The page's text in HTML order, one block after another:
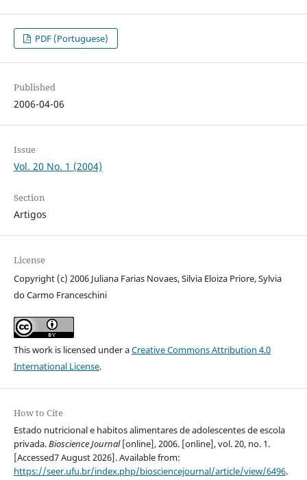
PDF (Portuguese)
Published
2006-04-06
Issue
Vol. 20 No. 1 (2004)
Section
Artigos
License
Copyright (c) 2006 Juliana Farias Novaes, Silvia Eloiza Priore, Sylvia
do Carmo Franceschini
This work is licensed under aCreative Commons Attribution 4.0
International License.
How to Cite
Estado nutricional e habitos alimentares de adolescentes de escola
privada.Bioscience Journal[online], 2006. [online], vol. 20, no. 1.
[Accessed7 August 2026]. Available from:
https://seer.ufu.br/index.php/biosciencejournal/article/view/6496.